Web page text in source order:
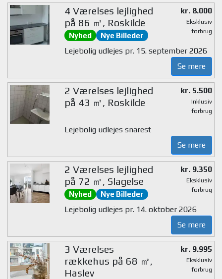
4 Værelses lejlighed
på 86 ㎡, Roskilde
Nyhed Nye Billeder
kr. 8.000
Eksklusiv
forbrug
Lejebolig udlejes pr. 15. september 2026
Se mere
2 Værelses lejlighed
på 43 ㎡, Roskilde
kr. 5.500
Inklusiv
forbrug
Lejebolig udlejes snarest
Se mere
2 Værelses lejlighed
på 72 ㎡, Slagelse
Nyhed Nye Billeder
kr. 9.350
Eksklusiv
forbrug
Lejebolig udlejes pr. 14. oktober 2026
Se mere
3 Værelses
rækkehus på 68 ㎡,
Haslev
kr. 9.995
Eksklusiv
forbrug